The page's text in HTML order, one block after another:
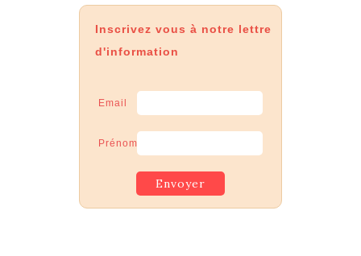
Inscrivez vous à notre lettre
d'information
Email
Prénom